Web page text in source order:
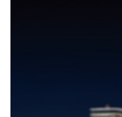
通话与上网服务，这
战。 本次成功开通验
以及在真实汛情下的
操作性，有效增强了
生命财产安全和防汛